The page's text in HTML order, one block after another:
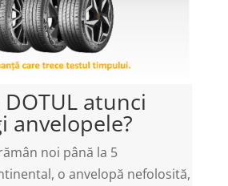
atunci
anvelopele?
noi până la 5
o anvelopă nefolosită,